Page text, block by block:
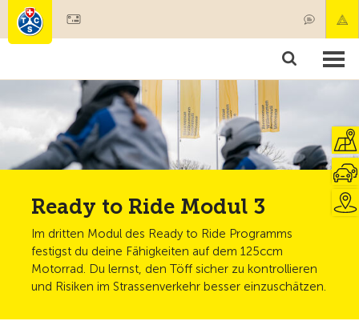
Mitgliedschaft & Leistungen
Test, Sicherheit & Gesundheit
Ready to Ride Modul 3
Im dritten Modul des Ready to Ride Programms
festigst du deine Fähigkeiten auf dem 125ccm
Motorrad. Du lernst, den Töff sicher zu kontrollieren
und Risiken im Strassenverkehr besser einzuschätzen.